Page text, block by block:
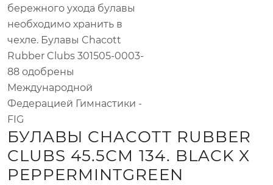
бережного ухода булавы
необходимо хранить в
чехле. Булавы Chacott
Rubber Clubs 301505-0003-
88 одобрены
Международной
Федерацией Гимнастики -
FIG
БУЛАВЫ CHACOTT RUBBER
CLUBS 45.5СМ 134. BLACK X
PEPPERMINTGREEN